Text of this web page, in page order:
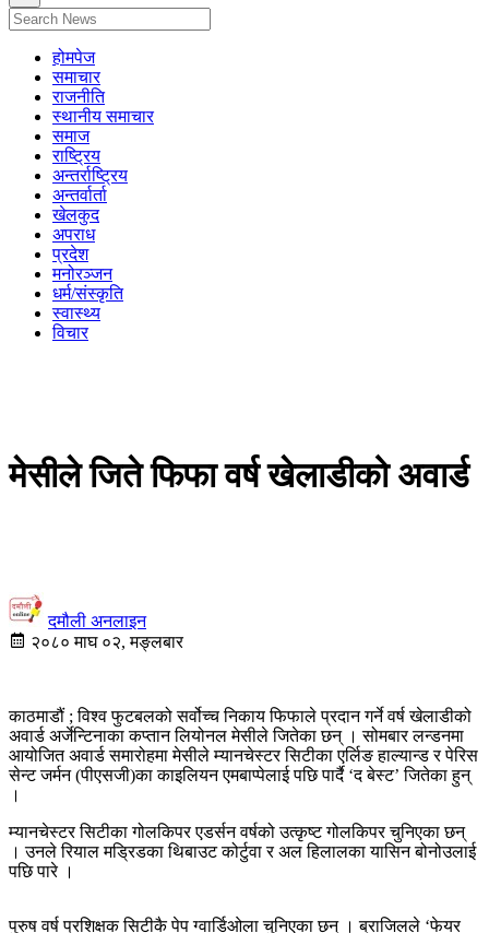
होमपेज
समाचार
राजनीति
स्थानीय समाचार
समाज
राष्ट्रिय
अन्तर्राष्ट्रिय
अन्तर्वार्ता
खेलकुद
अपराध
प्रदेश
मनोरञ्जन
धर्म/संस्कृति
स्वास्थ्य
विचार
मेसीले जिते फिफा वर्ष खेलाडीको अवार्ड
दमौली अनलाइन
२०८० माघ ०२, मङ्लबार
काठमाडौं ; विश्व फुटबलको सर्वोच्च निकाय फिफाले प्रदान गर्ने वर्ष खेलाडीको
अवार्ड अर्जेन्टिनाका कप्तान लियोनल मेसीले जितेका छन् । सोमबार लन्डनमा
आयोजित अवार्ड समारोहमा मेसीले म्यानचेस्टर सिटीका एर्लिङ हाल्यान्ड र पेरिस
सेन्ट जर्मन (पीएसजी)का काइलियन एमबाप्पेलाई पछि पार्दै ‘द बेस्ट’ जितेका हुन्
।
म्यानचेस्टर सिटीका गोलकिपर एडर्सन वर्षको उत्कृष्ट गोलकिपर चुनिएका छन्
। उनले रियाल मड्रिडका थिबाउट कोर्टुवा र अल हिलालका यासिन बोनोउलाई
पछि पारे ।
पुरुष वर्ष प्रशिक्षक सिटीकै पेप ग्वार्डिओला चुनिएका छन् । ब्राजिलले ‘फेयर